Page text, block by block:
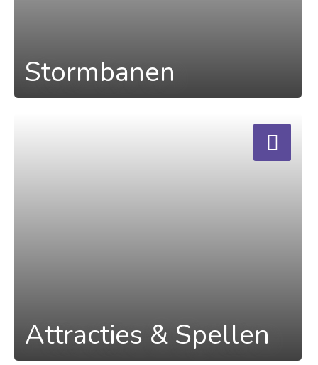
Stormbanen
Attracties & Spellen